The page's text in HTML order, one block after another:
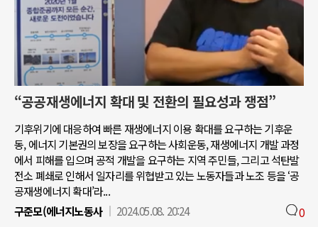
“공공재생에너지 확대 및 전환의 필요성과 쟁점”
기후위기에 대응하여 빠른 재생에너지 이용 확대를 요구하는 기후운
동, 에너지 기본권의 보장을 요구하는 사회운동, 재생에너지 개발 과정
에서 피해를 입으며 공적 개발을 요구하는 지역 주민들, 그리고 석탄발
전소 폐쇄로 인해서 일자리를 위협받고 있는 노동자들과 노조 등을 ‘공
공재생에너지 확대’라...
구준모(에너지노동사
2024.05.08. 20:24 0